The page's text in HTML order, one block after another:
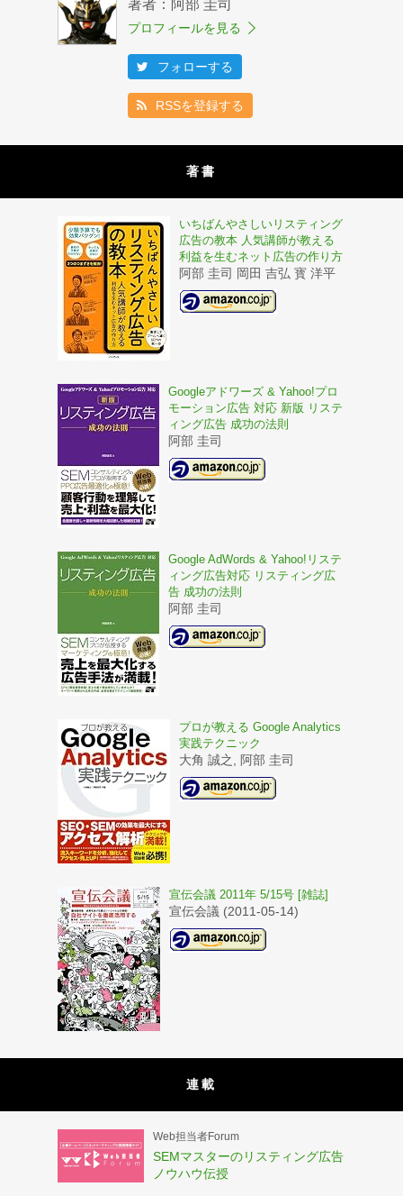
著者：阿部 圭司
プロフィールを見る
フォローする
RSSを登録する
著書
いちばんやさしいリスティング
広告の教本 人気講師が教える
利益を生むネット広告の作り方
阿部 圭司 岡田 吉弘 寳 洋平
Googleアドワーズ & Yahoo!プロ
モーション広告 対応 新版 リステ
ィング広告 成功の法則
阿部 圭司
Google AdWords & Yahoo!リステ
ィング広告対応 リスティング広
告 成功の法則
阿部 圭司
プロが教える Google Analytics
実践テクニック
大角 誠之, 阿部 圭司
宣伝会議 2011年 5/15号 [雑誌]
宣伝会議 (2011-05-14)
連載
Web担当者Forum
SEMマスターのリスティング広告
ノウハウ伝授